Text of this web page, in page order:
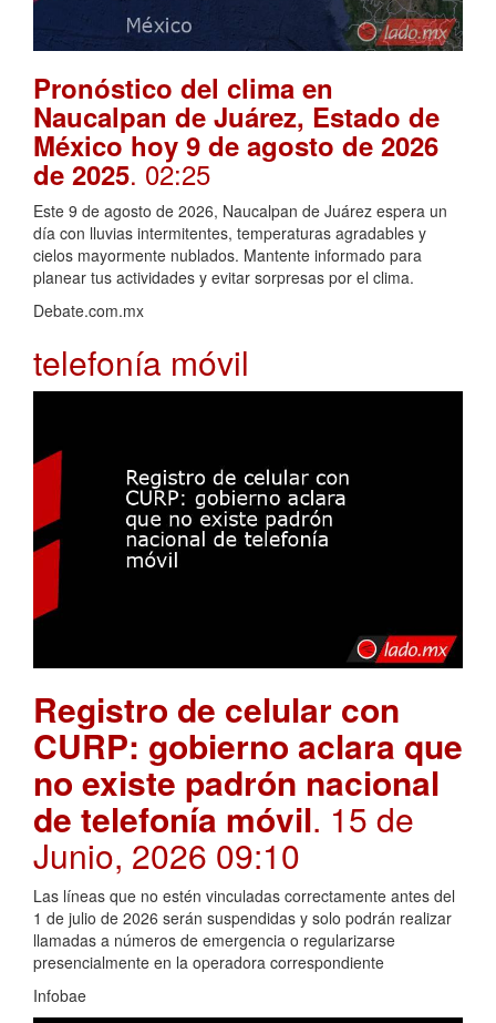
Pronóstico del clima en
Naucalpan de Juárez, Estado de
México hoy 9 de agosto de 2026
de 2025. 02:25
Este 9 de agosto de 2026, Naucalpan de Juárez espera un
día con lluvias intermitentes, temperaturas agradables y
cielos mayormente nublados. Mantente informado para
planear tus actividades y evitar sorpresas por el clima.
Debate.com.mx
telefonía móvil
Registro de celular con
CURP: gobierno aclara que
no existe padrón nacional
de telefonía móvil. 15 de
Junio, 2026 09:10
Las líneas que no estén vinculadas correctamente antes del
1 de julio de 2026 serán suspendidas y solo podrán realizar
llamadas a números de emergencia o regularizarse
presencialmente en la operadora correspondiente
Infobae